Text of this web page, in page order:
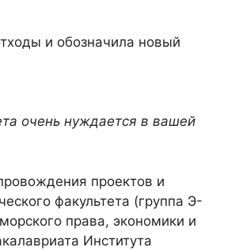
и обозначила новый
очень нуждается в вашей
проектов и
факультета (группа Э-
права, экономики и
Института